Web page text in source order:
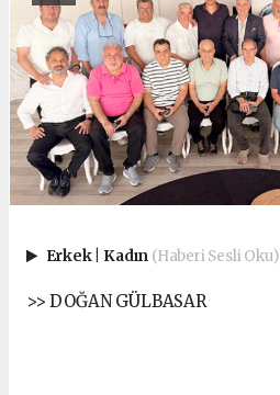
Erkek Kadın (Haberi Sesli Oku)
>> DOĞAN GÜLBASAR